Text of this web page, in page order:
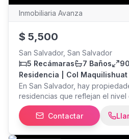
Inmobiliaria Avanza
$ 5,500
San Salvador, San Salvador
5 Recámaras
7 Baños
Residencia | Col
2,500v2
En San Salvador, hay
residencias que reflejan el
habitan. Ubicada en una de las
tradicionales de San Salvador,
Colonia Maquilishuat te ofrece
experiencia residencial difícil
Contactar